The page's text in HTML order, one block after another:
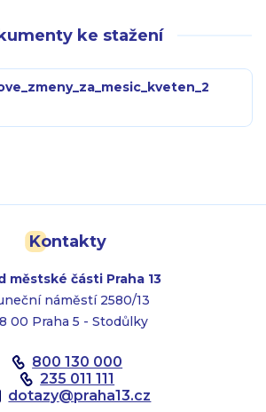
ke stažení
Kontakty
městské části Praha 13
náměstí 2580/13
00 Praha 5 - Stodůlky
800 130 000
235 011 111
dotazy@praha13.cz